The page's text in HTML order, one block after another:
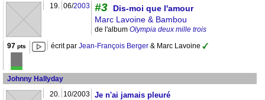
19.
06/2003 #3
Dis-moi que l'amour
Marc Lavoine & Bambou
de l'album Olympia deux mille trois
97 pts écrit par Jean-François Berger & Marc Lavoine
Johnny Hallyday
20.
10/2003 Je n'ai jamais pleuré